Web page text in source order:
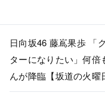
日向坂46 藤嶌果歩 「
ターになりたい」何倍
んが降臨【坂道の火曜